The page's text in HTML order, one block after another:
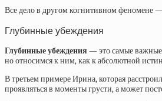
Все дело в другом когнитивном феномене
Глубинные убеждения
Глубинные убеждения — это самые важные
но относимся к ним, как к абсолютной
В третьем примере Ирина, которая
проявляться в моменты грусти, а может